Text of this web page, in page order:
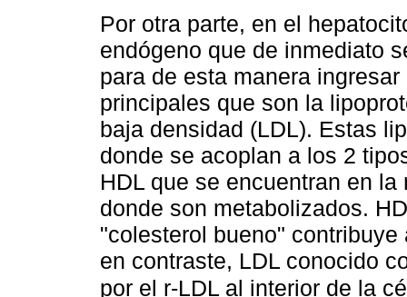
Por otra parte, en el
endógeno que de inmediato
para de esta manera
principales que son la
baja densidad (LDL). Estas
donde se acoplan a los 2
HDL que se encuentran en
donde son metabolizados.
"colesterol bueno"
en contraste, LDL conocido
por el r-LDL al interior de la